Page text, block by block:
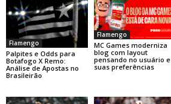
Flamengo
Palpites e Odds para
Botafogo X Remo:
Análise de Apostas no
Brasileirão
Flamengo
MC Games moderniza
blog com layout
pensando no usuário e
suas preferências